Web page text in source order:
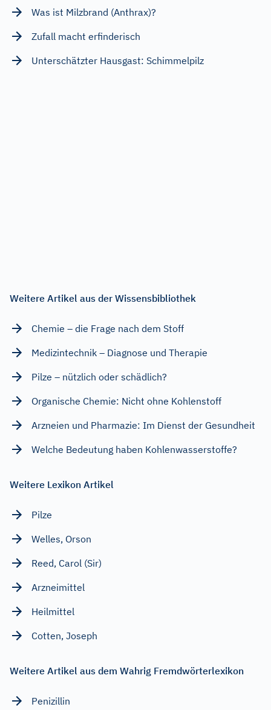
Was ist Milzbrand (Anthrax)?
Zufall macht erfinderisch
Unterschätzter Hausgast: Schimmelpilz
Weitere Artikel aus der Wissensbibliothek
Chemie – die Frage nach dem Stoff
Medizintechnik – Diagnose und Therapie
Pilze – nützlich oder schädlich?
Organische Chemie: Nicht ohne Kohlenstoff
Arzneien und Pharmazie: Im Dienst der Gesundheit
Welche Bedeutung haben Kohlenwasserstoffe?
Weitere Lexikon Artikel
Pilze
Welles, Orson
Reed, Carol (Sir)
Arzneimittel
Heilmittel
Cotten, Joseph
Weitere Artikel aus dem Wahrig Fremdwörterlexikon
Penizillin